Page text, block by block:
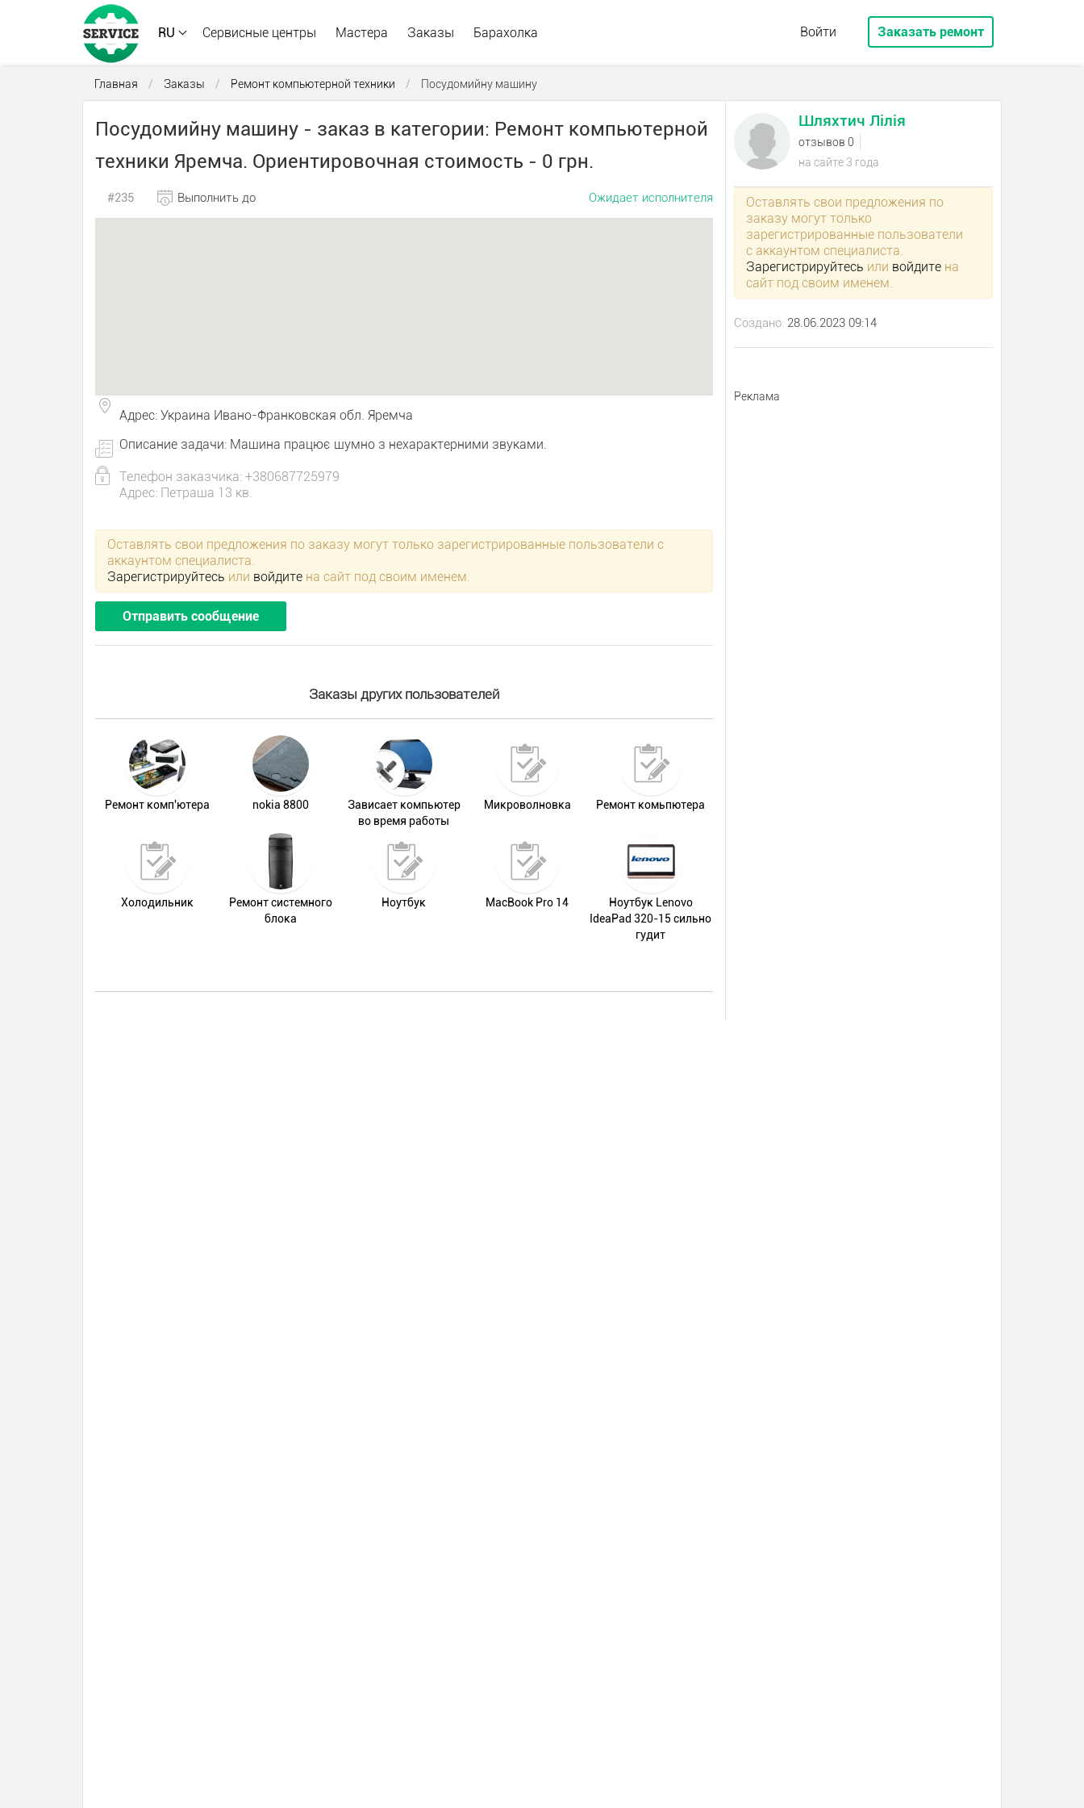
RU Сервисные центры Мастера Заказы Барахолка Войти Заказать ремонт
Главная / Заказы / Ремонт компьютерной техники / Посудомийну машину
Посудомийну машину - заказ в категории: Ремонт компьютерной
техники Яремча. Ориентировочная стоимость - 0 грн.
#235 Ожидает исполнителя
Выполнить до
Адрес: Украина Ивано-Франковская обл. Яремча
Описание задачи: Машина працює шумно з нехарактерними звуками.
Телефон заказчика: +380687725979
Адрес: Петраша 13 кв.
Оставлять свои предложения по заказу могут только зарегистрированные пользователи с
аккаунтом специалиста.
Зарегистрируйтесь или войдите на сайт под своим именем.
Отправить сообщение
Заказы других пользователей
Ремонт комп'ютера nokia 8800
Зависает компьютер
во время работы
Микроволновка Ремонт комьпютера
Холодильник
Ремонт системного
блока
Ноутбук MacBook Pro 14
Ноутбук Lenovo
IdeaPad 320-15 сильно
гудит
Шляхтич Лілія
отзывов 0
на сайте 3 года
Оставлять свои предложения по
заказу могут только
зарегистрированные пользователи
с аккаунтом специалиста.
Зарегистрируйтесь или войдитена
сайт под своим именем.
Создано: 28.06.2023 09:14
Реклама